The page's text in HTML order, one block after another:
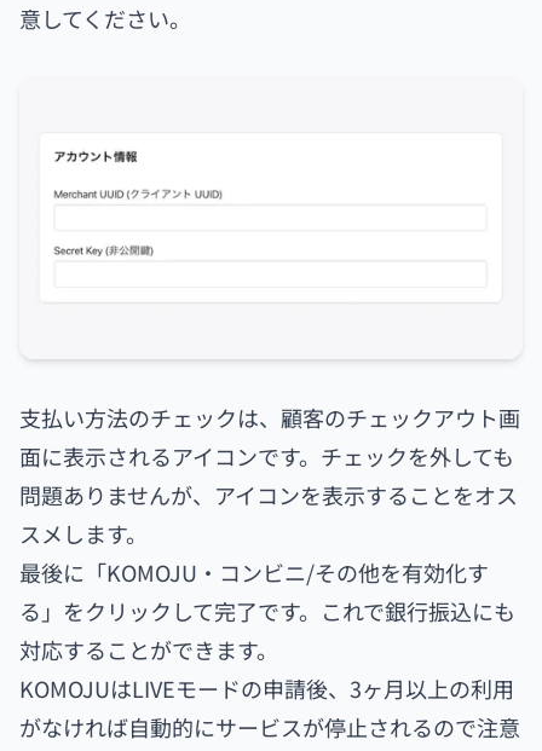
意してください。
支払い方法のチェックは、顧客のチェックアウト画
面に表示されるアイコンです。チェックを外しても
問題ありませんが、アイコンを表示することをオス
スメします。
最後に「KOMOJU・コンビニ/その他を有効化す
る」をクリックして完了です。これで銀行振込にも
対応することができます。
KOMOJUはLIVEモードの申請後、3ヶ月以上の利用
がなければ自動的にサービスが停止されるので注意